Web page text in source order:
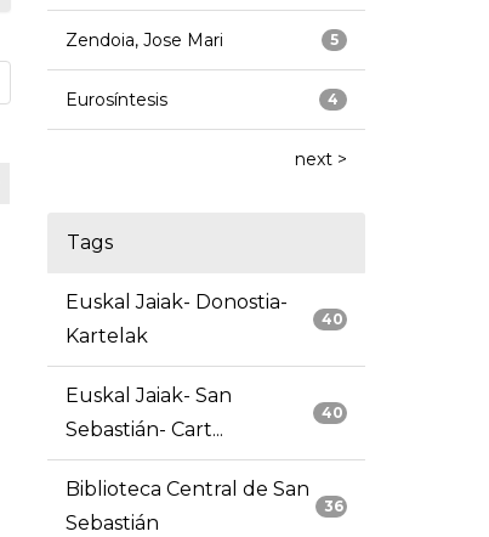
5
Zendoia, Jose Mari
4
Eurosíntesis
next >
Tags
40
Euskal Jaiak- Donostia-
Kartelak
40
Euskal Jaiak- San
Sebastián- Cart...
36
Biblioteca Central de San
Sebastián